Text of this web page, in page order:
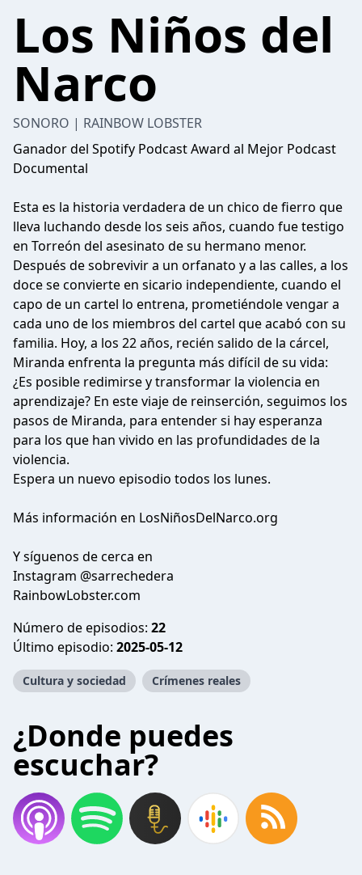
Los Niños del
Narco
SONORO | RAINBOW LOBSTER
Ganador del Spotify Podcast Award al Mejor Podcast
Documental
Esta es la historia verdadera de un chico de fierro que
lleva luchando desde los seis años, cuando fue testigo
en Torreón del asesinato de su hermano menor.
Después de sobrevivir a un orfanato y a las calles, a los
doce se convierte en sicario independiente, cuando el
capo de un cartel lo entrena, prometiéndole vengar a
cada uno de los miembros del cartel que acabó con su
familia. Hoy, a los 22 años, recién salido de la cárcel,
Miranda enfrenta la pregunta más difícil de su vida:
¿Es posible redimirse y transformar la violencia en
aprendizaje? En este viaje de reinserción, seguimos los
pasos de Miranda, para entender si hay esperanza
para los que han vivido en las profundidades de la
violencia.
Espera un nuevo episodio todos los lunes.
Más información en LosNiñosDelNarco.org
Y síguenos de cerca en
Instagram @sarrechedera
RainbowLobster.com
Número de episodios: 22
Último episodio: 2025-05-12
Cultura y sociedad Crímenes reales
¿Donde puedes
escuchar?